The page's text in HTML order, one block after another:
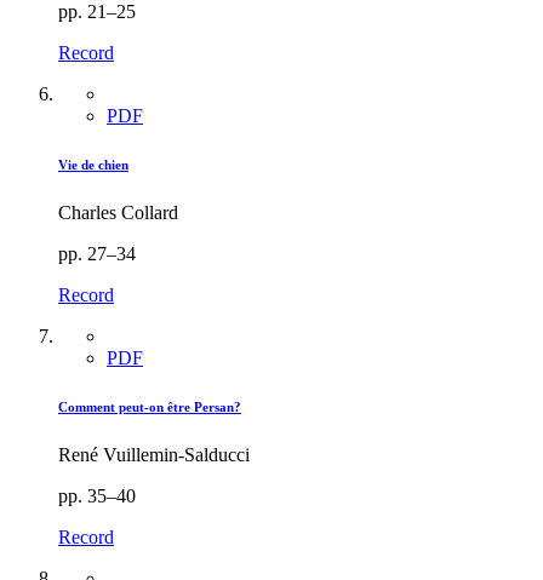
pp. 21–25
Record
PDF
Vie de chien
Charles Collard
pp. 27–34
Record
PDF
Comment peut-on être Persan?
René Vuillemin-Salducci
pp. 35–40
Record